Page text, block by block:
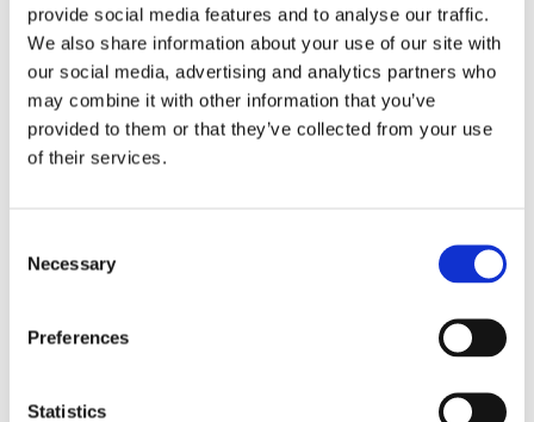
provide social media features and to analyse our traffic.
We also share information about your use of our site with
our social media, advertising and analytics partners who
may combine it with other information that you’ve
provided to them or that they’ve collected from your use
of their services.
Selection
Necessary
Preferences
Statistics
320kr
Velg alternativ